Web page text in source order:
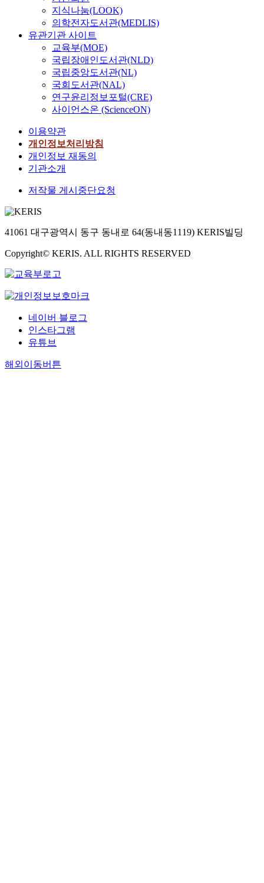
지식나눔(LOOK)
의학전자도서관(MEDLIS)
유관기관 사이트
교육부(MOE)
국립장애인도서관(NLD)
국립중앙도서관(NL)
국회도서관(NAL)
연구윤리정보포털(CRE)
사이언스온 (ScienceON)
이용약관
개인정보처리방침
개인정보 재동의
기관소개
저작물 게시중단요청
41061 대구광역시 동구 동내로 64(동내동1119) KERIS빌딩
Copyright© KERIS. ALL RIGHTS RESERVED
네이버 블로그
인스타그램
유튜브
해외이동버튼